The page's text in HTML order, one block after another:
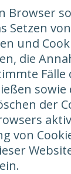
Browser
Setzen
und
die
Fälle
sowie
der
von